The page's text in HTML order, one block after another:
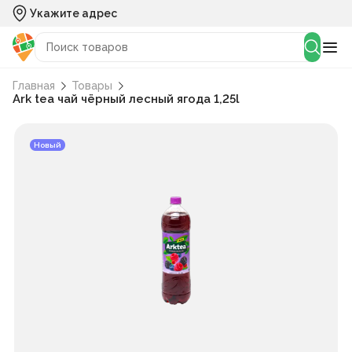
Укажите адрес
Главная Товары
Ark tea чай чёрный лесный ягода 1,25l
Новый